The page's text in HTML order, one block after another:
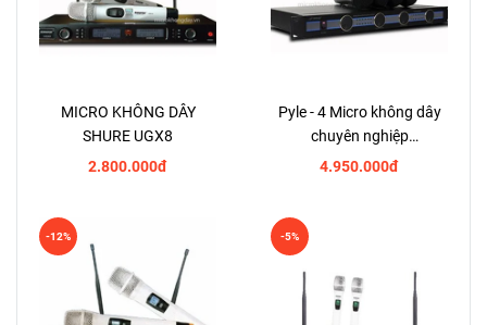
MICRO KHÔNG DÂY
SHURE UGX8
2.800.000đ
Pyle - 4 Micro không dây
chuyên nghiệp
PDWM5000
4.950.000đ
-12% -5%